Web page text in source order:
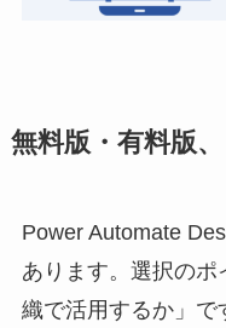
無料版・有料版
Power Automate
あります。選択のポ
織で活用するか」で